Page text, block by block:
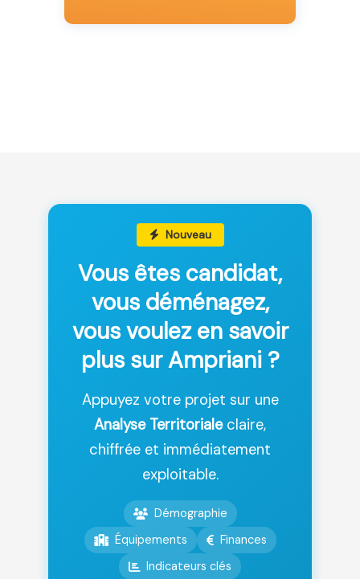
Nouveau
Vous êtes candidat,
vous déménagez,
vous voulez en savoir
plus sur Ampriani ?
Appuyez votre projet sur une
Analyse Territorialeclaire,
chiffrée et immédiatement
exploitable.
Démographie
Équipements
Finances
Indicateurs clés